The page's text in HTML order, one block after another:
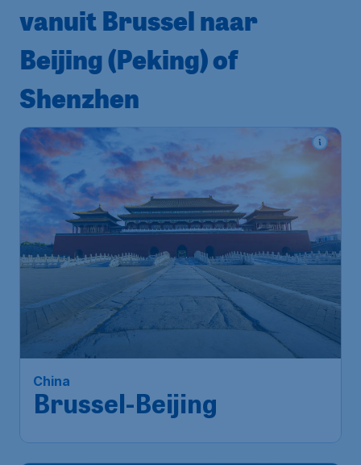
vanuit Brussel naar
Beijing (Peking) of
Shenzhen
China
Brussel-Beijing